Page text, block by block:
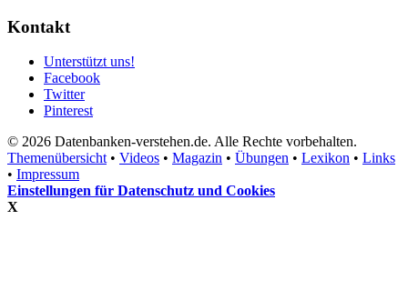
Kontakt
Unterstützt uns!
Facebook
Twitter
Pinterest
© 2026 Datenbanken-verstehen.de. Alle Rechte vorbehalten.
Themenübersicht• Videos • Magazin • Übungen • Lexikon • Links
• Impressum
Einstellungen für Datenschutz und Cookies
X